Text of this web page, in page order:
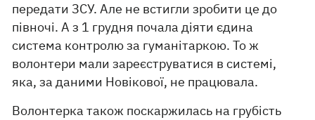
передати ЗСУ. Але не встигли зробити це до
півночі. А з 1 грудня почала діяти єдина
система контролю за гуманітаркою. То ж
волонтери мали зареєструватися в системі,
яка, за даними Новікової, не працювала.
Волонтерка також поскаржилась на грубість